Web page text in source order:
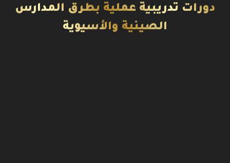
دورات تدريبية عملية بطرق المدارس
الصينية والأسيوية